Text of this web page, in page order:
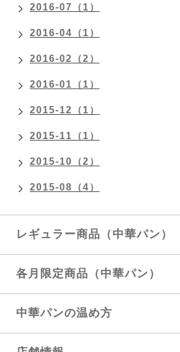
2016-07（1）
2016-04（1）
2016-02（2）
2016-01（1）
2015-12（1）
2015-11（1）
2015-10（2）
2015-08（4）
レギュラー商品（中華パン）
各月限定商品（中華パン）
中華パンの温め方